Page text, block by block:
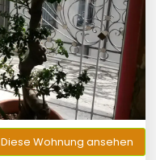
Diese Wohnung ansehen